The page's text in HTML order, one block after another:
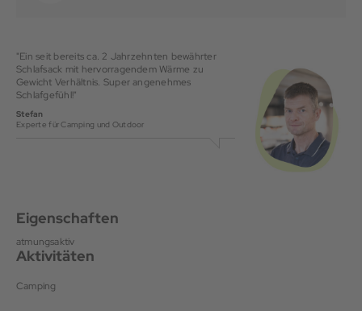
"Ein seit bereits ca. 2 Jahrzehnten bewährter
Schlafsack mit hervorragendem Wärme zu
Gewicht Verhältnis. Super angenehmes
Schlafgefühl!"
Stefan
Experte für Camping und Outdoor
Eigenschaften
atmungsaktiv
Aktivitäten
Camping